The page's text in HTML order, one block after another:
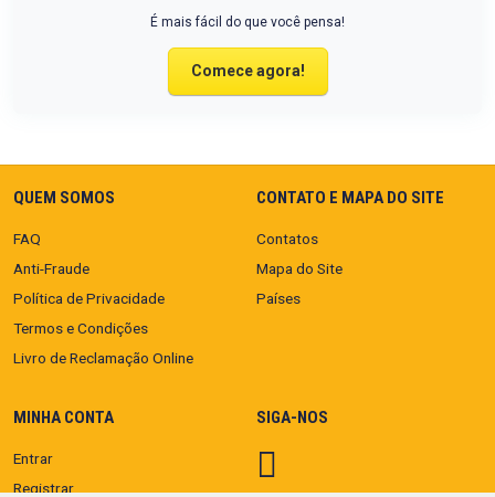
É mais fácil do que você pensa!
Comece agora!
QUEM SOMOS
FAQ
Anti-Fraude
Política de Privacidade
Termos e Condições
Livro de Reclamação Online
CONTATO E MAPA DO SITE
Contatos
Mapa do Site
Países
MINHA CONTA
Entrar
Registrar
SIGA-NOS